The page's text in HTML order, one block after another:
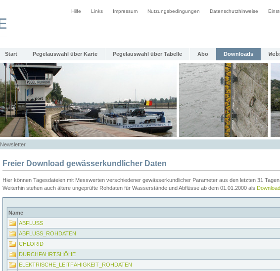
Hilfe Links Impressum Nutzungsbedingungen Datenschutzhinweise
Start Pegelauswahl über Karte Pegelauswahl über Tabelle Abo Downloads
Newsletter
Freier Download gewässerkundlicher Daten
Hier können Tagesdateien mit Messwerten verschiedener gewässerkundlicher Parameter aus den letzten 31
Weiterhin stehen auch ältere ungeprüfte Rohdaten für Wasserstände und Abflüsse ab dem 01.01.2000 als Download
Name
ABFLUSS
ABFLUSS_ROHDATEN
CHLORID
DURCHFAHRTSHÖHE
ELEKTRISCHE_LEITFÄHIGKEIT_ROHDATEN